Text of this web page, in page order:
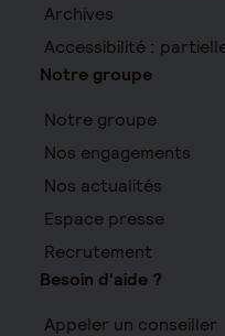
Archives
Accessibilité :
Notre groupe
Notre groupe
Nos engagements
Nos actualités
Espace presse
Recrutement
Besoin d'aide ?
Appeler un conseiller